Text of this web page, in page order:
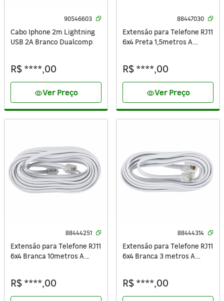
90546603
Cabo Iphone 2m Lightning
USB 2A Branco Dualcomp
R$ ****,00
visibilityVer Preço
88447030
Extensão para Telefone RJ11
6x4 Preta 1,5metros A.
R$ ****,00
visibilityVer Preço
88444251
Extensão para Telefone RJ11
6x4 Branca 10metros A.
R$ ****,00
88444314
Extensão para Telefone RJ11
6x4 Branca 3 metros A.
R$ ****,00